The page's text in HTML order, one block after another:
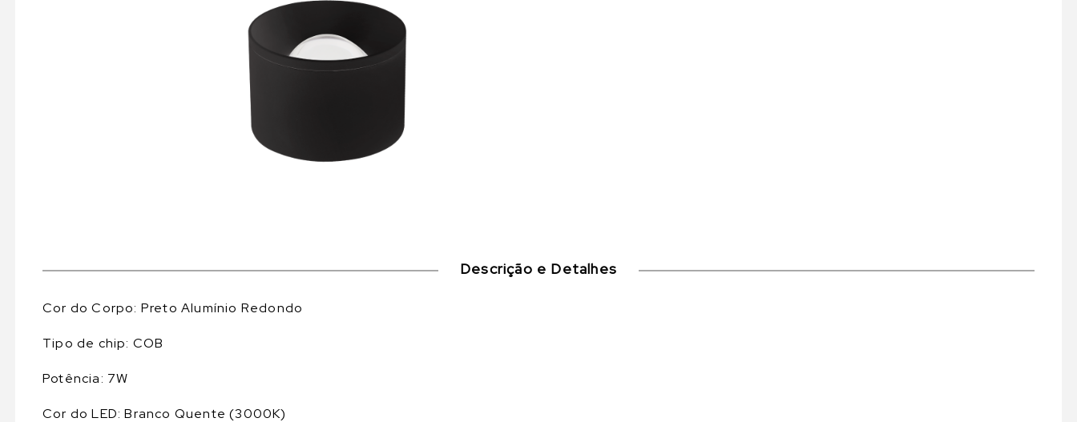
Descrição e Detalhes
Cor do Corpo: Preto Alumínio Redondo
Tipo de chip: COB
Potência: 7W
Cor do LED: Branco Quente (3000K)